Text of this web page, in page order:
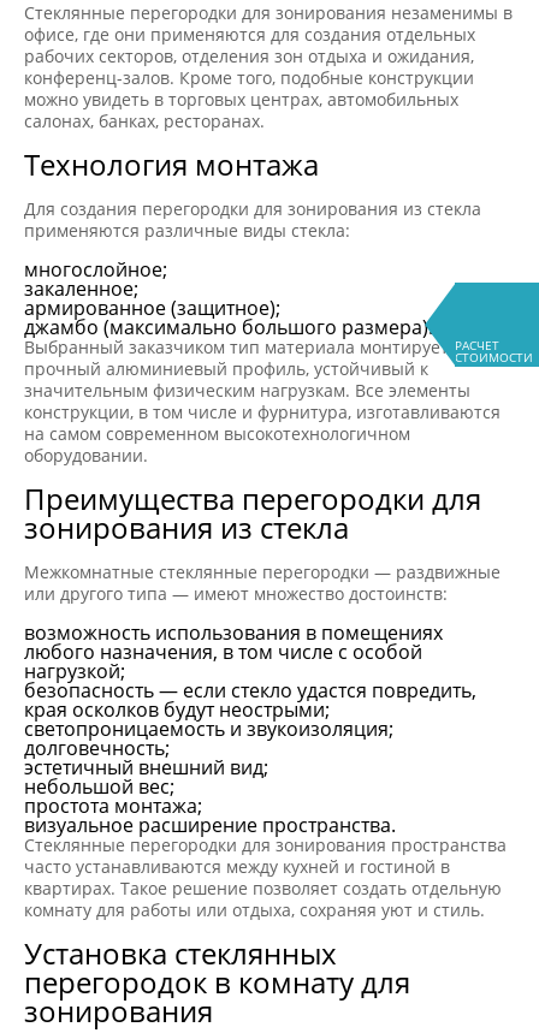
РАСЧЕТ
СТОИМОСТИ
Стеклянные перегородки для зонирования незаменимы в
офисе, где они применяются для создания отдельных
рабочих секторов, отделения зон отдыха и ожидания,
конференц-залов. Кроме того, подобные конструкции
можно увидеть в торговых центрах, автомобильных
салонах, банках, ресторанах.
Технология монтажа
Для создания перегородки для зонирования из стекла
применяются различные виды стекла:
многослойное;
закаленное;
армированное (защитное);
джамбо (максимально большого размера).
Выбранный заказчиком тип материала монтируется на
прочный алюминиевый профиль, устойчивый к
значительным физическим нагрузкам. Все элементы
конструкции, в том числе и фурнитура, изготавливаются
на самом современном высокотехнологичном
оборудовании.
Преимущества перегородки для
зонирования из стекла
Межкомнатные стеклянные перегородки — раздвижные
или другого типа — имеют множество достоинств:
возможность использования в помещениях
любого назначения, в том числе с особой
нагрузкой;
безопасность — если стекло удастся повредить,
края осколков будут неострыми;
светопроницаемость и звукоизоляция;
долговечность;
эстетичный внешний вид;
небольшой вес;
простота монтажа;
визуальное расширение пространства.
Стеклянные перегородки для зонирования пространства
часто устанавливаются между кухней и гостиной в
квартирах. Такое решение позволяет создать отдельную
комнату для работы или отдыха, сохраняя уют и стиль.
Установка стеклянных
перегородок в комнату для
зонирования